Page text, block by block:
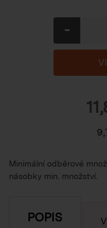
-
Minimální odběrové
násobky min. množství.
POPIS